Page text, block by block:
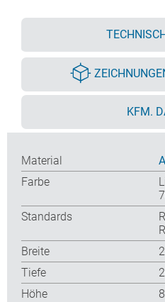
KFM.
Material
Farbe
Standards
Breite
Tiefe
Höhe